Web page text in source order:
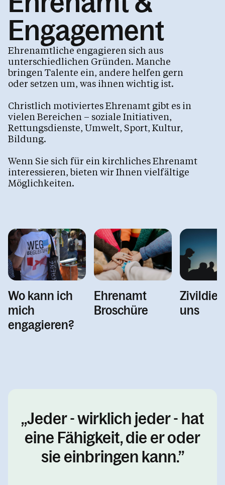
Feste im Kirchenjahr
Bleiben Sie informiert
Raumvermietung
Kalender
Personen
Engagement
Ehrenamtliche engagieren sich aus
unterschiedlichen Gründen. Manche
bringen Talente ein, andere helfen gern
oder setzen um, was ihnen wichtig ist.
Christlich motiviertes Ehrenamt gibt es in
vielen Bereichen – soziale Initiativen,
Rettungsdienste, Umwelt, Sport, Kultur,
Bildung.
Wenn Sie sich für ein kirchliches Ehrenamt
interessieren, bieten wir Ihnen vielfältige
Möglichkeiten.
Wo kann ich
mich
engagieren?
Ehrenamt
Broschüre
uns
Jeder - wirklich jeder - hat
eine Fähigkeit, die er oder
sie einbringen kann.